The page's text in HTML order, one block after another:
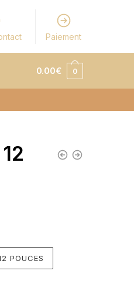
Paiement
0.00€ 0
POUCES